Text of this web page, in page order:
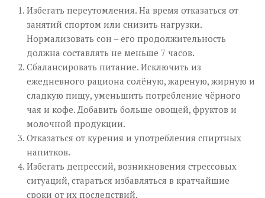
Избегать переутомления. На время отказаться от
занятий спортом или снизить нагрузки.
Нормализовать сон – его продолжительность
должна составлять не меньше 7 часов.
Сбалансировать питание. Исключить из
ежедневного рациона солёную, жареную, жирную и
сладкую пищу, уменьшить потребление чёрного
чая и кофе. Добавить больше овощей, фруктов и
молочной продукции.
Отказаться от курения и употребления спиртных
напитков.
Избегать депрессий, возникновения стрессовых
ситуаций, стараться избавляться в кратчайшие
сроки от их последствий.